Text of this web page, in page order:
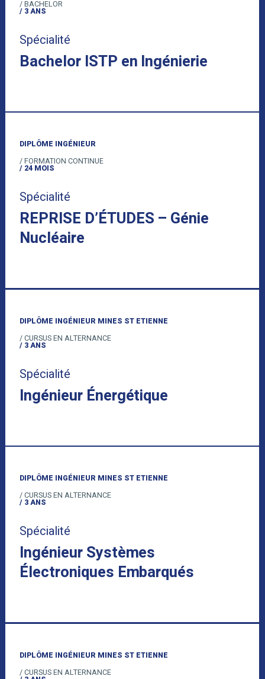
/ BACHELOR
/ 3 ANS
Spécialité
Bachelor ISTP en Ingénierie
DIPLÔME INGÉNIEUR
/ FORMATION CONTINUE
/ 24 MOIS
Spécialité
REPRISE D’ÉTUDES – Génie
Nucléaire
DIPLÔME INGÉNIEUR MINES ST ETIENNE
/ CURSUS EN ALTERNANCE
/ 3 ANS
Spécialité
Ingénieur Énergétique
DIPLÔME INGÉNIEUR MINES ST ETIENNE
/ CURSUS EN ALTERNANCE
/ 3 ANS
Spécialité
Ingénieur Systèmes
Électroniques Embarqués
DIPLÔME INGÉNIEUR MINES ST ETIENNE
/ CURSUS EN ALTERNANCE